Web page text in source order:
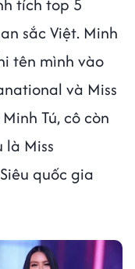
sắc Việt. Minh
tên mình vào
và Miss
Tú, cô còn
Miss
quốc gia